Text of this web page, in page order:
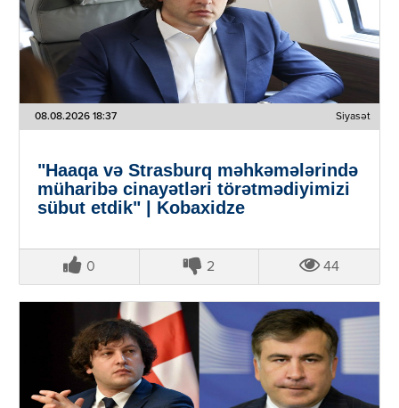
08.08.2026 18:37 Siyasət
"Haaqa və Strasburq məhkəmələrində
müharibə cinayətləri törətmədiyimizi
sübut etdik" | Kobaxidze
0 2 44